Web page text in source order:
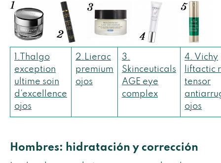
1.Thalgo
exception
ultime soin
d’excellence
ojos
2.Lierac
premium
ojos
3.
Skinceuticals
AGE eye
complex
4. Vichy
liftactic
tensor
ojos
Hombres: hidratación y corrección